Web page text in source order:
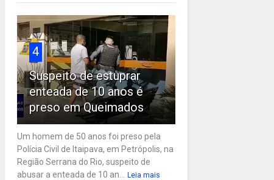
4
Suspeito de estuprar
enteada de 10 anos é
preso em Queimados
Um homem de 50 anos foi preso pela
Polícia Civil de Itaipava, em Petrópolis, na
Região Serrana do Rio, suspeito de
abusar a enteada de 10 an...
Leia mais